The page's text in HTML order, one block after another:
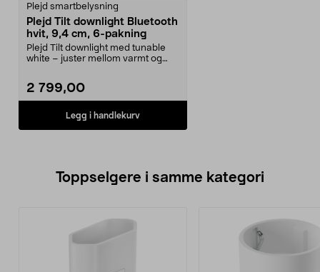
Plejd smartbelysning
Plejd Tilt downlight Bluetooth
hvit, 9,4 cm, 6-pakning
Plejd Tilt downlight med tunable
white – juster mellom varmt og
2 799,00
Legg i handlekurv
Toppselgere i samme kategori